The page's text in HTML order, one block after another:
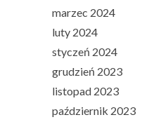
marzec 2024
luty 2024
styczeń 2024
grudzień 2023
listopad 2023
październik 2023